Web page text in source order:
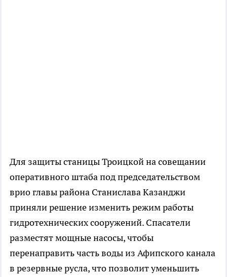
Для защиты станицы Троицкой на совещании
оперативного штаба под председательством
врио главы района Станислава Казанджи
приняли решение изменить режим работы
гидротехнических сооружений. Спасатели
разместят мощные насосы, чтобы
перенаправить часть воды из Афипского канала
в резервные русла, что позволит уменьшить